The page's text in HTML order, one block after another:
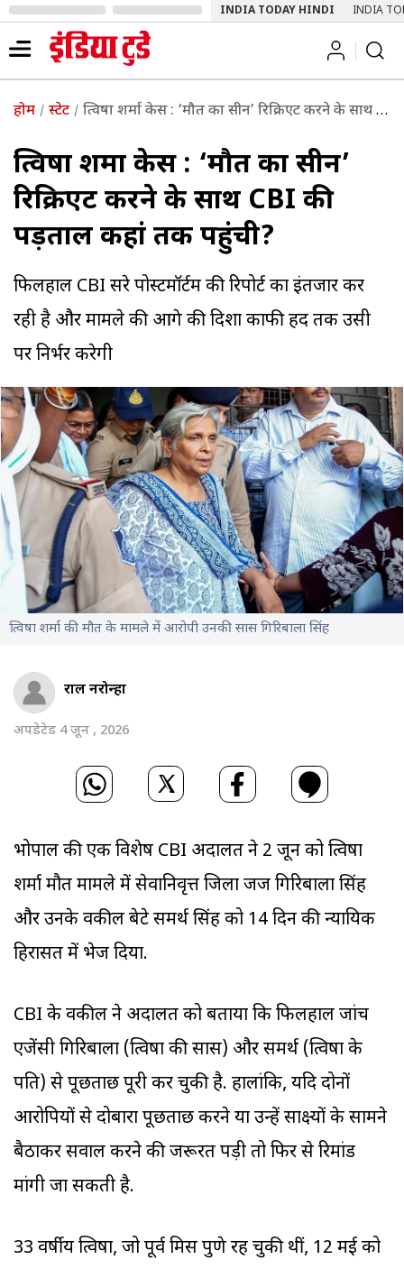
INDIA TODAY HINDI INDIA
होम स्टेट त्विषा शर्मा केस : ‘मौत का सीन’ रिक्रिएट करने के साथ CBI की पड़ताल कहां तक पहुंची?
त्विषा शर्मा केस : ‘मौत का सीन’
रिक्रिएट करने के साथ CBI की
पड़ताल कहां तक पहुंची?
फिलहाल CBI दूसरे पोस्टमॉर्टम की रिपोर्ट का इंतजार कर
रही है और मामले की आगे की दिशा काफी हद तक उसी
पर निर्भर करेगी
त्विषा शर्मा की मौत के मामले में आरोपी उनकी सास गिरिबाला सिंह
राहुल नरोन्हा
अपडेटेड 4 जून , 2026
भोपाल की एक विशेष CBI अदालत ने 2 जून को त्विषा
शर्मा मौत मामले में सेवानिवृत्त जिला जज गिरिबाला सिंह
और उनके वकील बेटे समर्थ सिंह को 14 दिन की न्यायिक
हिरासत में भेज दिया.
CBI के वकील ने अदालत को बताया कि फिलहाल जांच
एजेंसी गिरिबाला (त्विषा की सास) और समर्थ (त्विषा के
पति) से पूछताछ पूरी कर चुकी है. हालांकि, यदि दोनों
आरोपियों से दोबारा पूछताछ करने या उन्हें साक्ष्यों के सामने
बैठाकर सवाल करने की जरूरत पड़ी तो फिर से रिमांड
मांगी जा सकती है.
33 वर्षीय त्विषा, जो पूर्व मिस पुणे रह चुकी थीं, 12 मई को